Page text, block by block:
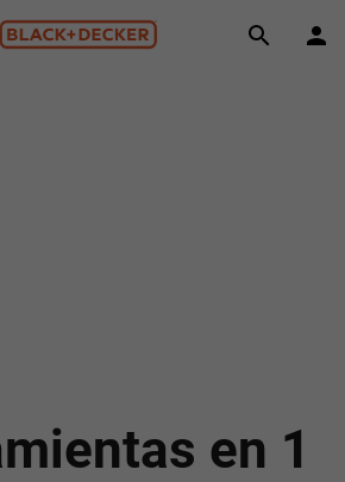
Skip to main content
en 1